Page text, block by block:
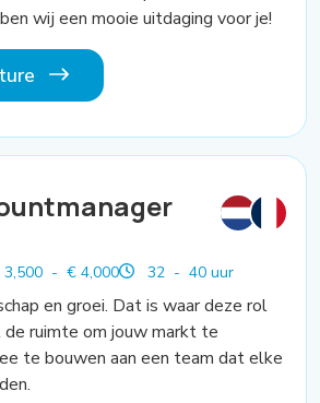
wij een mooie uitdaging voor je!
3,500 - € 4,000 32 - 40 uur
en groei. Dat is waar deze rol
de ruimte om jouw markt te
te bouwen aan een team dat elke